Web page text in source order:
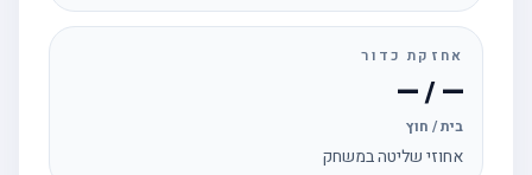
אחזקת כדור
— / —
בית / חוץ
אחוזי שליטה במשחק